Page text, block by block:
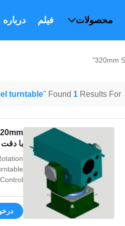
محصولات فیلم درباره
Found 1 Results For "
turntable